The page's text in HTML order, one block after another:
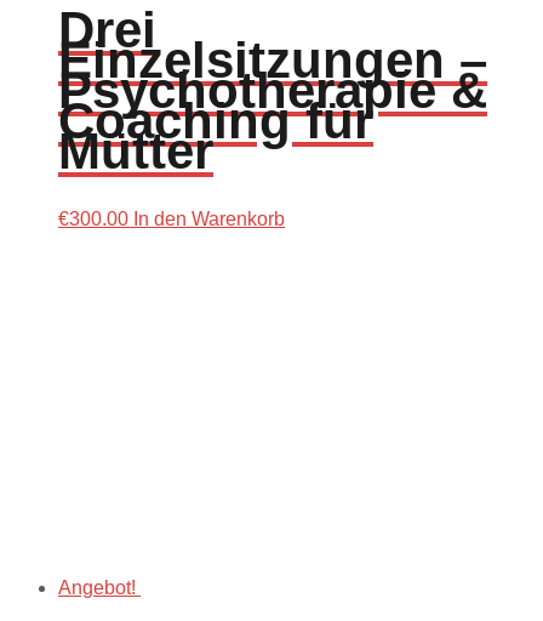
Drei
Einzelsitzungen –
Psychotherapie &
Coaching für
Mütter
€300.00 In den Warenkorb
Angebot!